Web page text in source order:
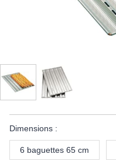
Dimensions :
6 baguettes 65 cm